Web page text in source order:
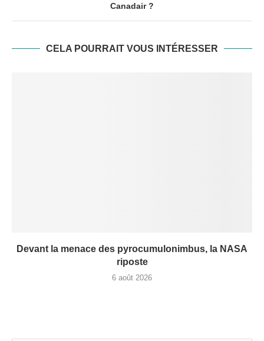
Canadair ?
CELA POURRAIT VOUS INTÉRESSER
Devant la menace des pyrocumulonimbus, la NASA
riposte
6 août 2026